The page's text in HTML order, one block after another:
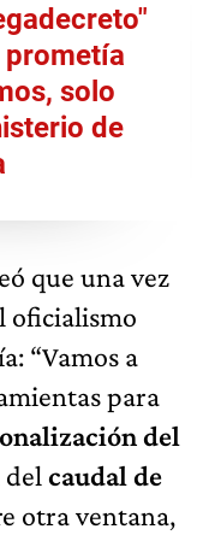
prometía
solo
de
que una vez
oficialismo
“Vamos a
para
del
del caudal de
otra ventana,